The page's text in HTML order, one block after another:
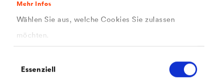
Mehr Infos
Wählen Sie aus, welche Cookies Sie zulassen
möchten.
Essenziell
Melden Sie sich jetzt an!